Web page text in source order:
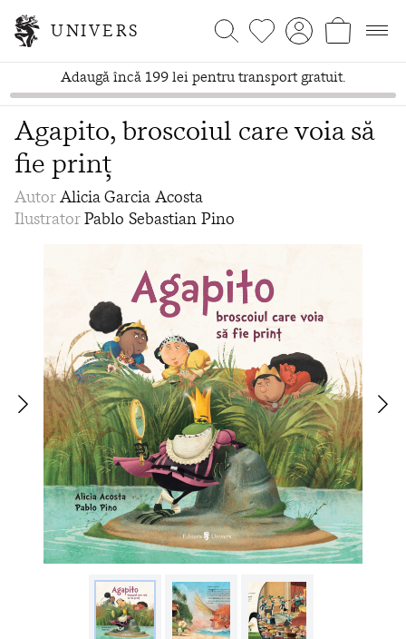
UNIVERS
Adaugă încă 199 lei pentru transport gratuit.
Agapito, broscoiul care voia să
fie prinț
AutorAlicia Garcia Acosta
IlustratorPablo Sebastian Pino